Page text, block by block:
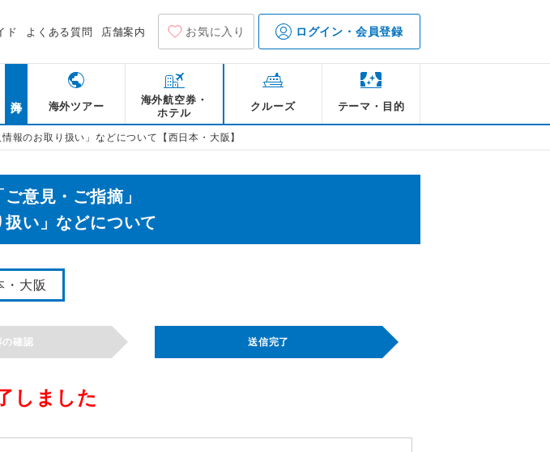
ド よくある質問 店舗案内 お気に入り ログイン・会員登録
海外ツアー
海外航空券・
ホテル
クルーズ テーマ・目的
報のお取り扱い」などについて【西日本・大阪】
意見・ご指摘」
扱い」などについて
・大阪
の確認 送信完了
しました